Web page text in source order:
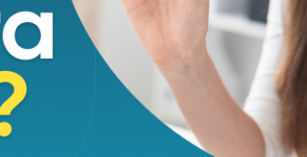
non resterà ai margini di questa
calore diffuso e prolungato. Nei
i 38-39°C, concentrandosi
tirreniche. Centri urbani come
di forte stress bioclimatico, con
dell’effetto “isola di calore”. Il vero